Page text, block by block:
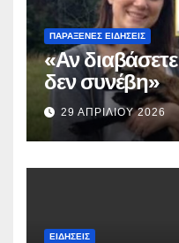
ΠΑΡΆΞΕΝΕΣ ΕΙΔΉΣΕΙΣ
«Αν
δεν συνέβη»
29 ΑΠΡΙΛΊΟΥ 2026
ΕΙΔΉΣΕΙΣ